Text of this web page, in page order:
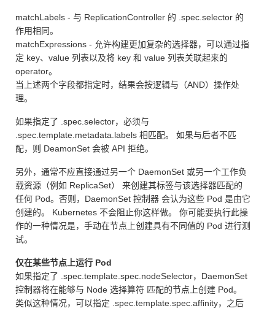
matchLabels - 与 ReplicationController 的 .spec.selector 的
作用相同。
matchExpressions - 允许构建更加复杂的选择器，可以通过指
定 key、value 列表以及将 key 和 value 列表关联起来的
operator。
当上述两个字段都指定时，结果会按逻辑与（AND）操作处
理。
如果指定了 .spec.selector，必须与
.spec.template.metadata.labels 相匹配。 如果与后者不匹
配，则 DeamonSet 会被 API 拒绝。
另外，通常不应直接通过另一个 DaemonSet 或另一个工作负
载资源（例如 ReplicaSet） 来创建其标签与该选择器匹配的
任何 Pod。否则，DaemonSet 控制器 会认为这些 Pod 是由它
创建的。 Kubernetes 不会阻止你这样做。 你可能要执行此操
作的一种情况是，手动在节点上创建具有不同值的 Pod 进行测
试。
仅在某些节点上运行 Pod
如果指定了 .spec.template.spec.nodeSelector，DaemonSet
控制器将在能够与 Node 选择算符 匹配的节点上创建 Pod。
类似这种情况，可以指定 .spec.template.spec.affinity，之后